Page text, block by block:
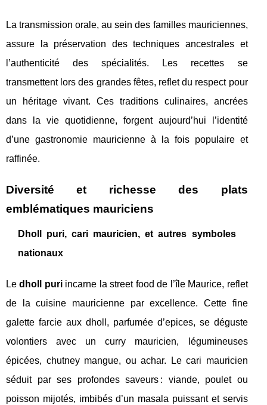
La transmission orale, au sein des familles mauriciennes,
assure la préservation des techniques ancestrales et
l’authenticité des spécialités. Les recettes se
transmettent lors des grandes fêtes, reflet du respect pour
un héritage vivant. Ces traditions culinaires, ancrées
dans la vie quotidienne, forgent aujourd’hui l’identité
d’une gastronomie mauricienne à la fois populaire et
raffinée.
Diversité et richesse des plats
emblématiques mauriciens
Dholl puri, cari mauricien, et autres symboles
nationaux
Ledholl puriincarne la street food de l’île Maurice, reflet
de la cuisine mauricienne par excellence. Cette fine
galette farcie aux dholl, parfumée d’epices, se déguste
volontiers avec un curry mauricien, légumineuses
épicées, chutney mangue, ou achar. Le cari mauricien
séduit par ses profondes saveurs : viande, poulet ou
poisson mijotés, imbibés d’un masala puissant et servis